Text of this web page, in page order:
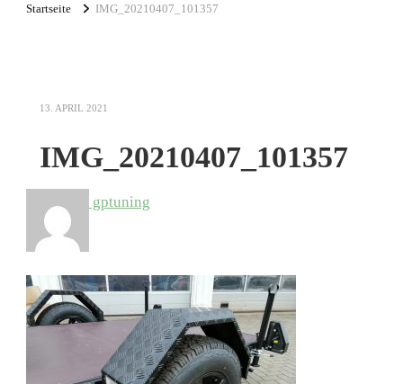
Startseite IMG_20210407_101357
13. APRIL 2021
IMG_20210407_101357
gptuning